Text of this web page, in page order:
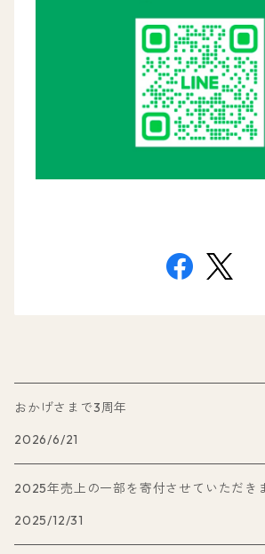
おかげさまで3周年
2026/6/21
2025年売上の一部を寄付させていただき
2025/12/31